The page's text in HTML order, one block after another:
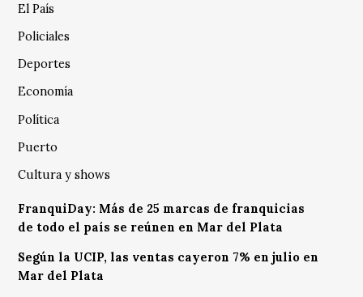
El País
Policiales
Deportes
Economía
Política
Puerto
Cultura y shows
FranquiDay: Más de 25 marcas de franquicias
de todo el país se reúnen en Mar del Plata
Según la UCIP, las ventas cayeron 7% en julio en
Mar del Plata